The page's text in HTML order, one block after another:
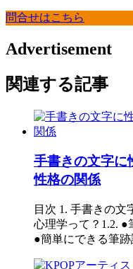
問合せはこちら
Advertisement
関連する記事
手書きの文字
性格の関係
目次 1. 手書きの文
心理学って？1.2. ●
●簡単にできる筆